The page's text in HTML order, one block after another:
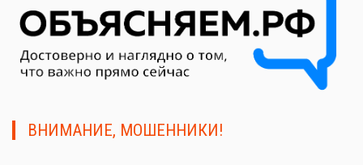
ВНИМАНИЕ, МОШЕННИКИ!